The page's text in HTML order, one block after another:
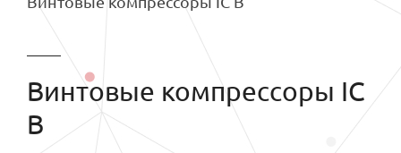
Винтовые компрессоры IC
B